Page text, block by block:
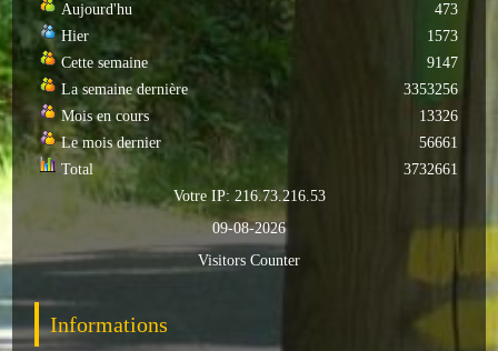
Capitale du chrysanthème
Nos entreprises
Industries
Transports
Hotels/Restaurants
Garages
Aujourd'hu
Hier
Cette semaine
La semaine dernière
Mois en cours
Le mois dernier
Total
473
1573
9147
3353256
13326
56661
3732661
Votre IP: 216.73.216.53
09-08-2026
Visitors Counter
Informations